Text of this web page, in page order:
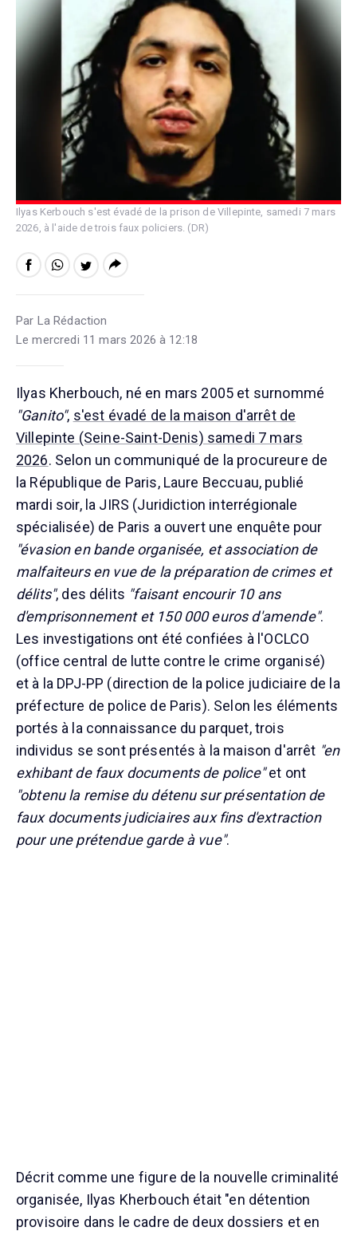
Ilyas Kerbouch s'est évadé de la prison de Villepinte, samedi 7 mars
2026, à l'aide de trois faux policiers. (DR)
Par La Rédaction
Le mercredi 11 mars 2026 à 12:18
Ilyas Kherbouch, né en mars 2005 et surnommé
"Ganito", s'est évadé de la maison d'arrêt de
Villepinte (Seine-Saint-Denis) samedi 7 mars
2026. Selon un communiqué de la procureure de
la République de Paris, Laure Beccuau, publié
mardi soir, la JIRS (Juridiction interrégionale
spécialisée) de Paris a ouvert une enquête pour
"évasion en bande organisée, et association de
malfaiteurs en vue de la préparation de crimes et
délits", des délits "faisant encourir 10 ans
d'emprisonnement et 150 000 euros d'amende".
Les investigations ont été confiées à l'OCLCO
(office central de lutte contre le crime organisé)
et à la DPJ-PP (direction de la police judiciaire de la
préfecture de police de Paris). Selon les éléments
portés à la connaissance du parquet, trois
individus se sont présentés à la maison d'arrêt "en
exhibant de faux documents de police"et ont
"obtenu la remise du détenu sur présentation de
faux documents judiciaires aux fins d'extraction
pour une prétendue garde à vue".
Décrit comme une figure de la nouvelle criminalité
organisée, Ilyas Kherbouch était "en détention
provisoire dans le cadre de deux dossiers et en